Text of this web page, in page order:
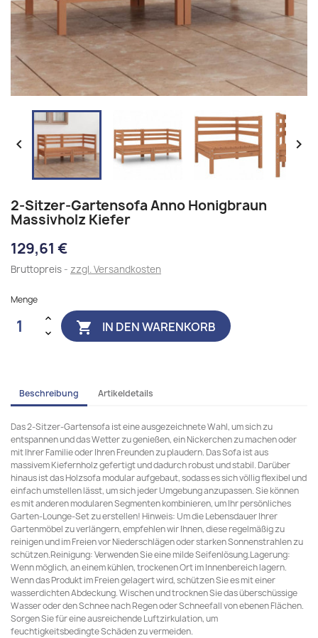
 
2-Sitzer-Gartensofa Anno Honigbraun
Massivholz Kiefer
129,61 €
Bruttopreis zzgl. Versandkosten
Menge
 IN DEN WARENKORB
Beschreibung Artikeldetails
Das 2-Sitzer-Gartensofa ist eine ausgezeichnete Wahl, um sich zu
entspannen und das Wetter zu genießen, ein Nickerchen zu machen oder
mit Ihrer Familie oder Ihren Freunden zu plaudern. Das Sofa ist aus
massivem Kiefernholz gefertigt und dadurch robust und stabil. Darüber
hinaus ist das Holzsofa modular aufgebaut, sodass es sich völlig flexibel und
einfach umstellen lässt, um sich jeder Umgebung anzupassen. Sie können
es mit anderen modularen Segmenten kombinieren, um Ihr persönliches
Garten-Lounge-Set zu erstellen! Hinweis: Um die Lebensdauer Ihrer
Gartenmöbel zu verlängern, empfehlen wir Ihnen, diese regelmäßig zu
reinigen und im Freien vor Niederschlägen oder starken Sonnenstrahlen zu
schützen.Reinigung: Verwenden Sie eine milde Seifenlösung.Lagerung:
Wenn möglich, an einem kühlen, trockenen Ort im Innenbereich lagern.
Wenn das Produkt im Freien gelagert wird, schützen Sie es mit einer
wasserdichten Abdeckung. Wischen und trocknen Sie das überschüssige
Wasser oder den Schnee nach Regen oder Schneefall von ebenen Flächen.
Sorgen Sie für eine ausreichende Luftzirkulation, um
feuchtigkeitsbedingte Schäden zu vermeiden.